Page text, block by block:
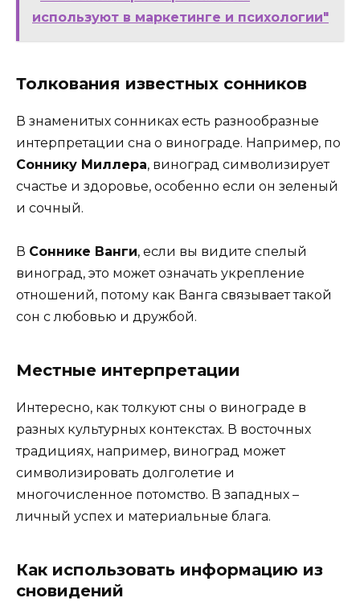
используют в маркетинге и психологии"
Толкования известных сонников
В знаменитых сонниках есть разнообразные
интерпретации сна о винограде. Например, по
Соннику Миллера, виноград символизирует
счастье и здоровье, особенно если он зеленый
и сочный.
В Соннике Ванги, если вы видите спелый
виноград, это может означать укрепление
отношений, потому как Ванга связывает такой
сон с любовью и дружбой.
Местные интерпретации
Интересно, как толкуют сны о винограде в
разных культурных контекстах. В восточных
традициях, например, виноград может
символизировать долголетие и
многочисленное потомство. В западных –
личный успех и материальные блага.
Как использовать информацию из
сновидений